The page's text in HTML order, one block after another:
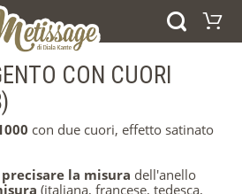
Carrello
Visitate il negozio
CON CUORI
con due cuori, effetto satinato
precisare la misura dell'anello
(italiana, francese, tedesca,